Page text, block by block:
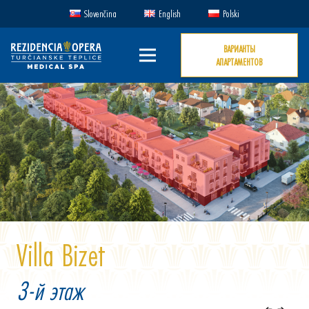
Slovenčina English Polski
ВАРИАНТЫ
АПАРТАМЕНТОВ
Villa Bizet
3-й этаж